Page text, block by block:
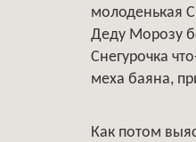
молоденькая
Деду Морозу
Снегурочка
меха баяна,
Как потом